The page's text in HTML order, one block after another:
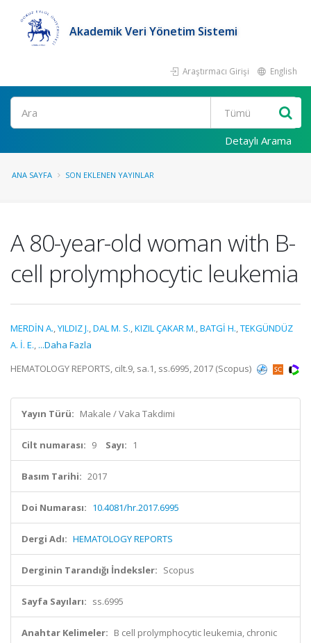
Akademik Veri Yönetim Sistemi
Araştırmacı Girişi English
Ara
Detaylı Arama
ANA SAYFA SON EKLENEN YAYINLAR
A 80-year-old woman with B-
cell prolymphocytic leukemia
MERDİN A.,YILDIZ J.,DAL M. S.,KIZIL ÇAKAR M.,BATGİ H.,TEKGÜNDÜZ
A. İ. E., ...Daha Fazla
HEMATOLOGY REPORTS, cilt.9, sa.1, ss.6995, 2017 (Scopus)
Yayın Türü: Makale / Vaka Takdimi
Cilt numarası: 9 Sayı: 1
Basım Tarihi: 2017
Doi Numarası: 10.4081/hr.2017.6995
Dergi Adı: HEMATOLOGY REPORTS
Derginin Tarandığı İndeksler: Scopus
Sayfa Sayıları: ss.6995
Anahtar Kelimeler: B cell prolymphocytic leukemia, chronic